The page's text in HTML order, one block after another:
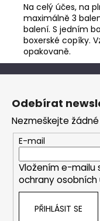
Na celý účes, na
maximálně 3
balení. S jedním
boxerské copíky.
opakovaně.
Z
Odebírat
Nezmeškejte
E-mail
Vložením e-mailu
ochrany osobních
PŘIHLÁSIT SE